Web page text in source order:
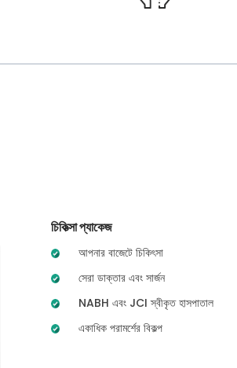
চিকিত্সা প্যাকেজ
আপনার বাজেটে চিকিৎসা
সেরা ডাক্তার এবং সার্জন
NABH এবং JCI স্বীকৃত হাসপাতাল
একাধিক পরামর্শের বিকল্প